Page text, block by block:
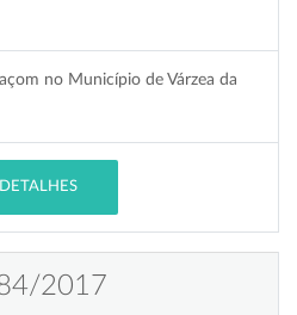
no Município de Várzea da
2017